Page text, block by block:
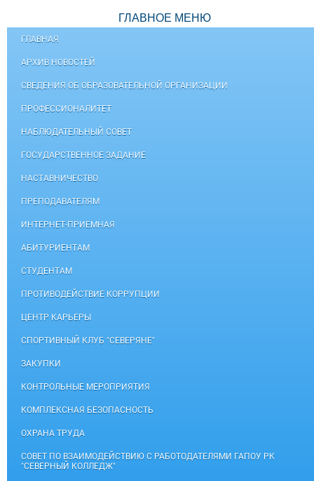
ГЛАВНОЕ МЕНЮ
ГЛАВНАЯ
АРХИВ НОВОСТЕЙ
СВЕДЕНИЯ ОБ ОБРАЗОВАТЕЛЬНОЙ ОРГАНИЗАЦИИ
ПРОФЕССИОНАЛИТЕТ
НАБЛЮДАТЕЛЬНЫЙ СОВЕТ
ГОСУДАРСТВЕННОЕ ЗАДАНИЕ
НАСТАВНИЧЕСТВО
ПРЕПОДАВАТЕЛЯМ
ИНТЕРНЕТ-ПРИЕМНАЯ
АБИТУРИЕНТАМ
СТУДЕНТАМ
ПРОТИВОДЕЙСТВИЕ КОРРУПЦИИ
ЦЕНТР КАРЬЕРЫ
СПОРТИВНЫЙ КЛУБ "СЕВЕРЯНЕ"
ЗАКУПКИ
КОНТРОЛЬНЫЕ МЕРОПРИЯТИЯ
КОМПЛЕКСНАЯ БЕЗОПАСНОСТЬ
ОХРАНА ТРУДА
СОВЕТ ПО ВЗАИМОДЕЙСТВИЮ С РАБОТОДАТЕЛЯМИ ГАПОУ РК
"СЕВЕРНЫЙ КОЛЛЕДЖ"